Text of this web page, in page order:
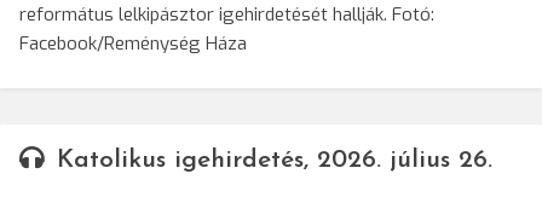
református lelkipásztor igehirdetését hallják. Fotó:
Facebook/Reménység Háza
Katolikus igehirdetés, 2026. július 26.